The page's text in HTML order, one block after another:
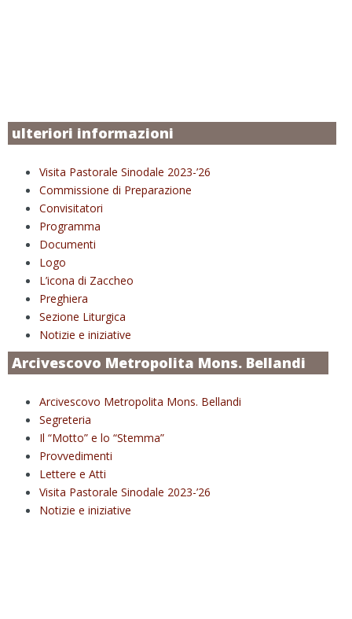
ulteriori informazioni
Visita Pastorale Sinodale 2023-’26
Commissione di Preparazione
Convisitatori
Programma
Documenti
Logo
L’icona di Zaccheo
Preghiera
Sezione Liturgica
Notizie e iniziative
Arcivescovo Metropolita Mons. Bellandi
Arcivescovo Metropolita Mons. Bellandi
Segreteria
Il “Motto” e lo “Stemma”
Provvedimenti
Lettere e Atti
Visita Pastorale Sinodale 2023-’26
Notizie e iniziative